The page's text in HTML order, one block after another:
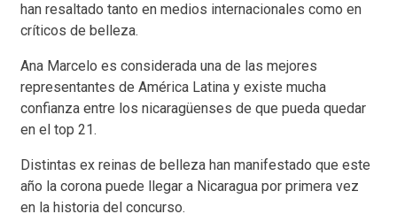
han resaltado tanto en medios internacionales como en
críticos de belleza.
Ana Marcelo es considerada una de las mejores
representantes de América Latina y existe mucha
confianza entre los nicaragüenses de que pueda quedar
en el top 21.
Distintas ex reinas de belleza han manifestado que este
año la corona puede llegar a Nicaragua por primera vez
en la historia del concurso.